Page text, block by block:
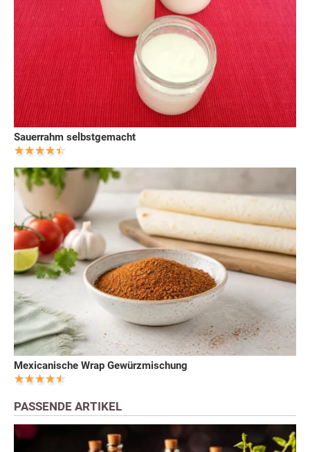
Sauerrahm selbstgemacht
Mexicanische Wrap Gewürzmischung
PASSENDE ARTIKEL